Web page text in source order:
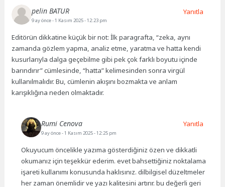
pelin BATUR
9 ay önce- 1 Kasım 2025 - 12:23 pm
Editörün dikkatine küçük bir not: İlk paragrafta, “zeka, aynı
zamanda gözlem yapma, analiz etme, yaratma ve hatta kendi
kusurlarıyla dalga geçebilme gibi pek çok farklı boyutu içinde
barındırır” cümlesinde, “hatta” kelimesinden sonra virgül
kullanılmalıdır. Bu, cümlenin akışını bozmakta ve anlam
karışıklığına neden olmaktadır.
Yanıtla
Rumi Cenova
9 ay önce- 1 Kasım 2025 - 12:25 pm
Okuyucum öncelikle yazıma gösterdiğiniz özen ve dikkatli
okumanız için teşekkür ederim. evet bahsettiğiniz noktalama
işareti kullanımı konusunda haklısınız. dilbilgisel düzeltmeler
her zaman önemlidir ve yazı kalitesini artırır. bu değerli geri
Yanıtla